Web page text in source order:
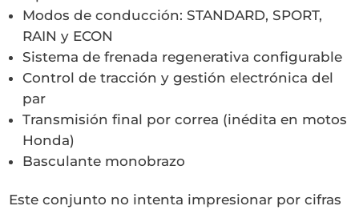
Modos de conducción: STANDARD, SPORT,
RAIN y ECON
Sistema de frenada regenerativa configurable
Control de tracción y gestión electrónica del
par
Transmisión final por correa (inédita en motos
Honda)
Basculante monobrazo
Este conjunto no intenta impresionar por cifras